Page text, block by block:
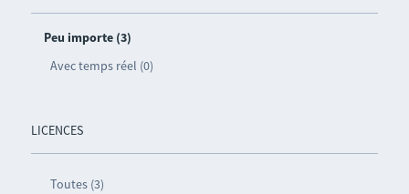
Peu importe (3)
Avec temps réel (0)
LICENCES
Toutes (3)